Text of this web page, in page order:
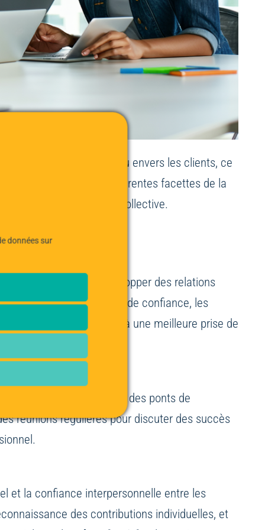
en soi, en l’équipe ou envers les clients, ce
article explore les différentes facettes de la
et la performance collective.
Elle permet de développer des relations
Dans un climat de confiance, les
solutions innovantes et à une meilleure prise de
qui construisent des ponts de
réunions régulières pour discuter des succès
et la confiance interpersonnelle entre les
des contributions individuelles, et
données sur